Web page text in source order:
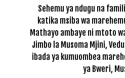
Sehemu ya ndugu na
katika msiba wa
Mathayo ambaye ni mtoto
Jimbo la Musoma Mjini,
ibada ya kumuombea
ya Bweri,